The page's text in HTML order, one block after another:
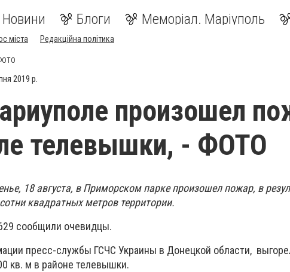
Новини Блоги Меморіал. Маріуполь
міста Редакційна політика
2019 р.
произошел
телевышки, - ФОТО
18 августа, в Приморском парке произошел пожар, в
квадратных метров территории.
сообщили очевидцы.
пресс-службы ГСЧС Украины в Донецкой области,
кв. м в районе телевышки.